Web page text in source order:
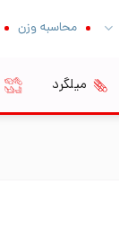
محاسبه وزن
میلگرد